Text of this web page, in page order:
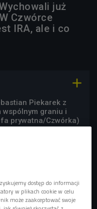
już
Czwórce
IRA, ale i co

Piekarek z
wspólnym graniu i
prywatna/Czwórka)
dostęp do informacji
w plikach cookie w celu
może zaakceptować swoje